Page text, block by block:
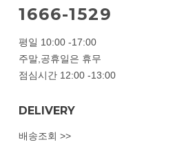
1666-1529
평일 10:00 -17:00
주말,공휴일은 휴무
점심시간 12:00 -13:00
DELIVERY
배송조회 >>